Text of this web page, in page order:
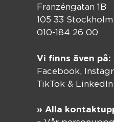
Franzéngatan 1B
105 33 Stockholm
010-184 26 00
Vi finns även på:
Facebook,
TikTok & LinkedIn
» Alla